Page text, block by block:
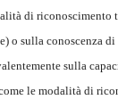
di riconoscimento
o sulla conoscenza
sulla
le modalità di